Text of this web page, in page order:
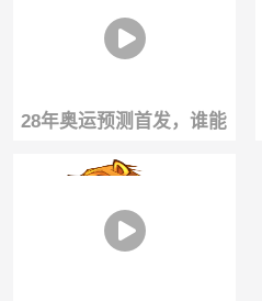
整个职业生涯
28年奥运预测首发，谁能
阻挡这套阵容！